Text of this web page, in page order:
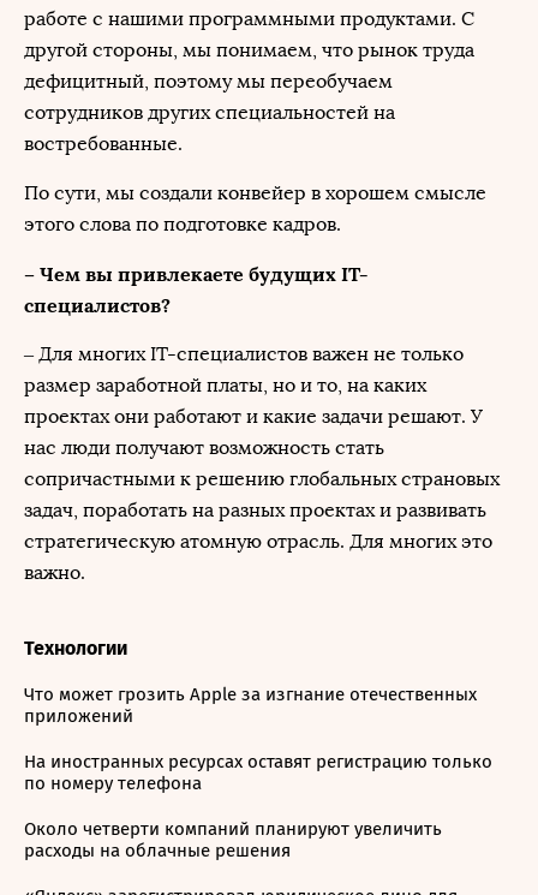
работе с нашими программными продуктами. С
другой стороны, мы понимаем, что рынок труда
дефицитный, поэтому мы переобучаем
сотрудников других специальностей на
востребованные.
По сути, мы создали конвейер в хорошем смысле
этого слова по подготовке кадров.
– Чем вы привлекаете будущих IT-
специалистов?
– Для многих IT-специалистов важен не только
размер заработной платы, но и то, на каких
проектах они работают и какие задачи решают. У
нас люди получают возможность стать
сопричастными к решению глобальных страновых
задач, поработать на разных проектах и развивать
стратегическую атомную отрасль. Для многих это
важно.
Технологии
Что может грозить Apple за изгнание отечественных
приложений
На иностранных ресурсах оставят регистрацию только
по номеру телефона
Около четверти компаний планируют увеличить
расходы на облачные решения